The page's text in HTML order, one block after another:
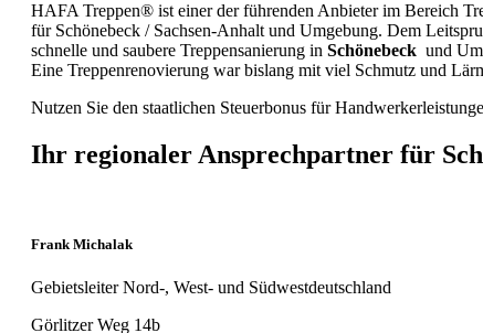
HAFA Treppen® ist einer der führenden Anbieter im Bereich
für Schönebeck / Sachsen-Anhalt und Umgebung. Dem
schnelle und saubere Treppensanierung in Schönebeck und
Eine Treppenrenovierung war bislang mit viel Schmutz und
Nutzen Sie den staatlichen Steuerbonus für
Ihr regionaler Ansprechpartner für
Frank Michalak
Gebietsleiter Nord-, West- und Südwestdeutschland
Görlitzer Weg 14b